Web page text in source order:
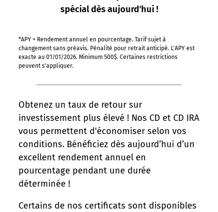
spécial dès aujourd'hui !
*APY = Rendement annuel en pourcentage. Tarif sujet à
changement sans préavis. Pénalité pour retrait anticipé. L'APY est
exacte au 01/01/2026. Minimum 500$. Certaines restrictions
peuvent s'appliquer.
Obtenez un taux de retour sur
investissement plus élevé ! Nos CD et CD IRA
vous permettent d'économiser selon vos
conditions. Bénéficiez dès aujourd’hui d’un
excellent rendement annuel en
pourcentage pendant une durée
déterminée !
Certains de nos certificats sont disponibles